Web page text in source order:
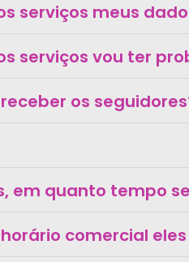
serviços meus
serviços vou ter
os
em quanto tempo
comercial